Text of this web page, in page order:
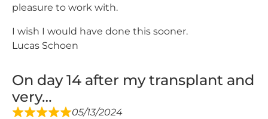
pleasure to work with.
I wish I would have done this sooner.
Lucas Schoen
On day 14 after my transplant and
very…
05/13/2024